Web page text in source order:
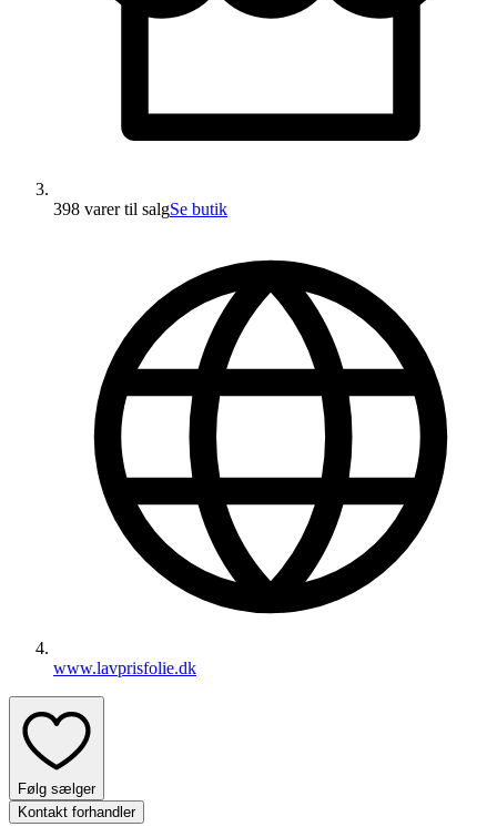
398 varertil salgSe butik
www.lavprisfolie.dk
Følg sælger
Kontakt forhandler